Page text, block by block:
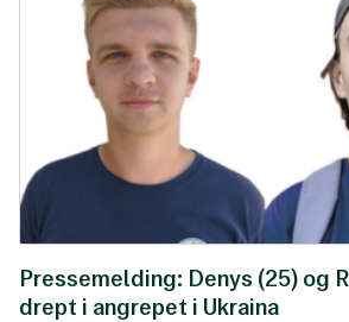
Pressemelding: Denys (25) og
drept i angrepet i Ukraina